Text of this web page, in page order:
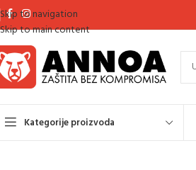
Skip to navigation
Skip to main content
Kategorije proizvoda